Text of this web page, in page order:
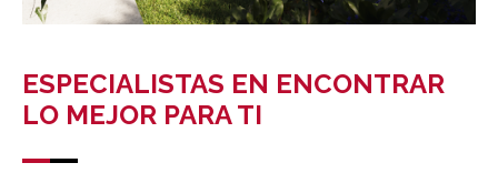
ESPECIALISTAS EN ENCONTRAR
LO MEJOR PARA TI